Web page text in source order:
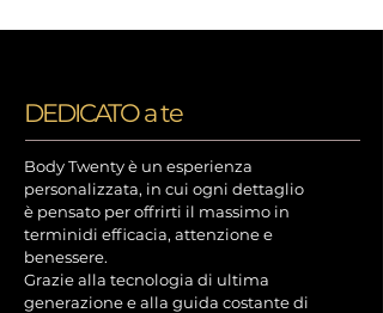
DEDICATO a te
Body Twenty è un esperienza
personalizzata, in cui ogni dettaglio
è pensato per offrirti il massimo in
terminidi efficacia, attenzione e
benessere.
Grazie alla tecnologia di ultima
generazione e alla guida costante di